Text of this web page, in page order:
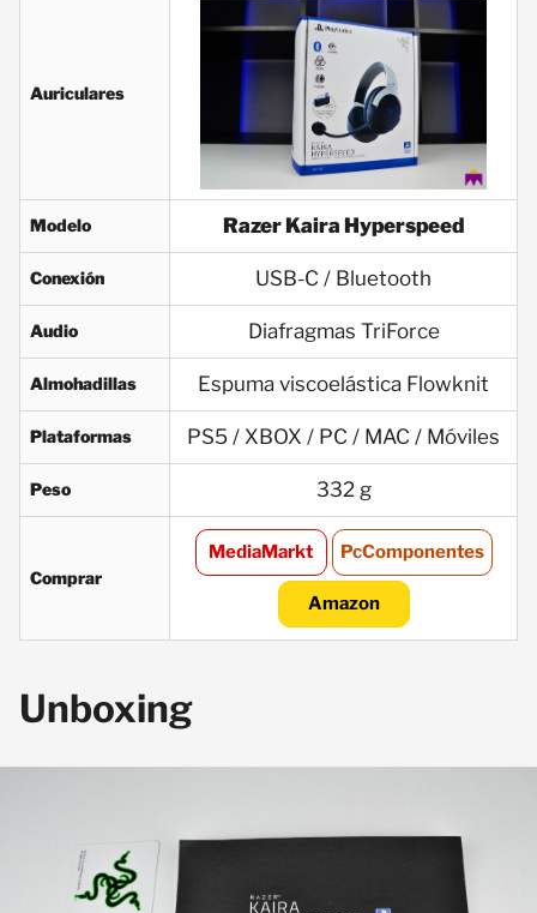
Auriculares
Modelo Razer Kaira Hyperspeed
Conexión USB-C / Bluetooth
Audio Diafragmas TriForce
Almohadillas Espuma viscoelástica Flowknit
Plataformas PS5 / XBOX / PC / MAC / Móviles
Peso 332 g
Comprar
MediaMarkt PcComponentes
Amazon
Unboxing